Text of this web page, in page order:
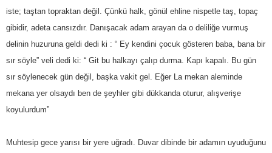
iste; taştan topraktan değil. Çünkü halk, gönül ehline nispetle taş, topaç
gibidir, adeta cansızdır. Danışacak adam arayan da o deliliğe vurmuş
delinin huzuruna geldi dedi ki : “ Ey kendini çocuk gösteren baba, bana bir
sır söyle” veli dedi ki: “ Git bu halkayı çalıp durma. Kapı kapalı. Bu gün
sır söylenecek gün değil, başka vakit gel. Eğer La mekan aleminde
mekana yer olsaydı ben de şeyhler gibi dükkanda oturur, alışverişe
koyulurdum”
Muhtesip gece yarısı bir yere uğradı. Duvar dibinde bir adamın uyuduğunu